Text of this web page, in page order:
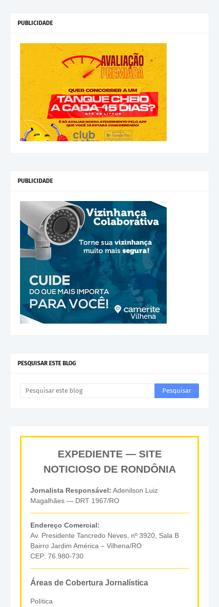
PUBLICIDADE
PUBLICIDADE
PESQUISAR ESTE BLOG
EXPEDIENTE — SITE
NOTICIOSO DE RONDÔNIA
Jornalista Responsável: Adenilson Luiz
Magalhães — DRT 1967/RO
Endereço Comercial:
Av. Presidente Tancredo Neves, nº 3920, Sala B
Bairro Jardim América – Vilhena/RO
CEP: 76.980-730
Áreas de Cobertura Jornalística
Política